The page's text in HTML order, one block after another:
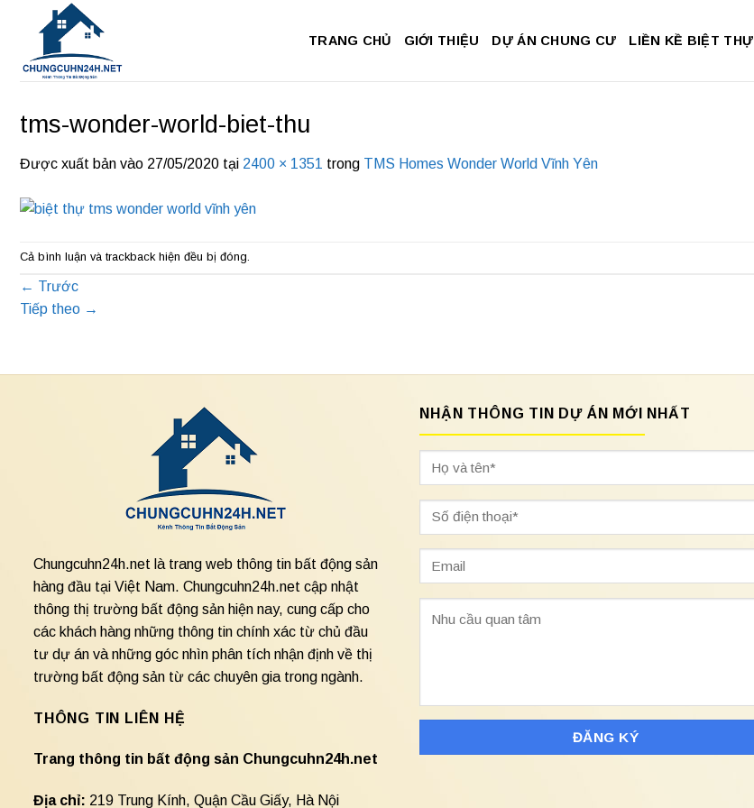
dung
TRANG CHỦ GIỚI THIỆU DỰ ÁN CHUNG CƯ LIỀN KỀ BIỆT THỰ
tms-wonder-world-biet-thu
Được xuất bản vào 27/05/2020 tại 2400 × 1351 trong TMS Homes Wonder World Vĩnh Yên
Cả bình luận và trackback hiện đều bị đóng.
← Trước
Tiếp theo →
Chungcuhn24h.net là trang web thông tin bất động sản
hàng đầu tại Việt Nam. Chungcuhn24h.net cập nhật
thông thị trường bất động sản hiện nay, cung cấp cho
các khách hàng những thông tin chính xác từ chủ đầu
tư dự án và những góc nhìn phân tích nhận định về thị
trường bất động sản từ các chuyên gia trong ngành.
THÔNG TIN LIÊN HỆ
Trang thông tin bất động sản Chungcuhn24h.net
Địa chỉ: 219 Trung Kính, Quận Cầu Giấy, Hà Nội
NHẬN THÔNG TIN DỰ ÁN MỚI NHẤT